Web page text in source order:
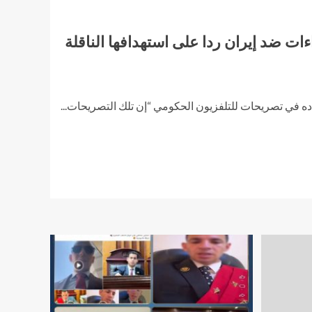
ضد إيران ردا على استهدافها الناقلة
تصريحات للتلفزيون الحكومي “إن تلك التصريحات...